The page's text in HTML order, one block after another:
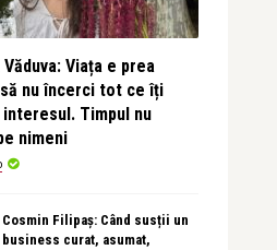
Viața e prea
nu încerci tot ce îți
Timpul nu
nimeni
Cosmin Filipaș: Când susții un
business curat, asumat,